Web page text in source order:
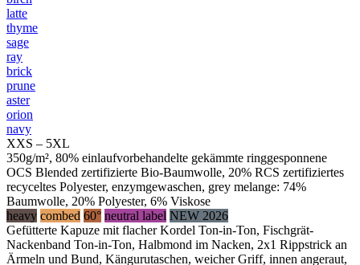
latte
thyme
sage
ray
brick
prune
aster
orion
navy
XXS – 5XL
350g/m², 80% einlaufvorbehandelte gekämmte ringgesponnene
OCS Blended zertifizierte Bio-Baumwolle, 20% RCS zertifiziertes
recyceltes Polyester, enzymgewaschen, grey melange: 74%
Baumwolle, 20% Polyester, 6% Viskose
heavy combed 60° neutral label NEW 2026
Gefütterte Kapuze mit flacher Kordel Ton-in-Ton, Fischgrät-
Nackenband Ton-in-Ton, Halbmond im Nacken, 2x1 Rippstrick an
Ärmeln und Bund, Kängurutaschen, weicher Griff, innen angeraut,